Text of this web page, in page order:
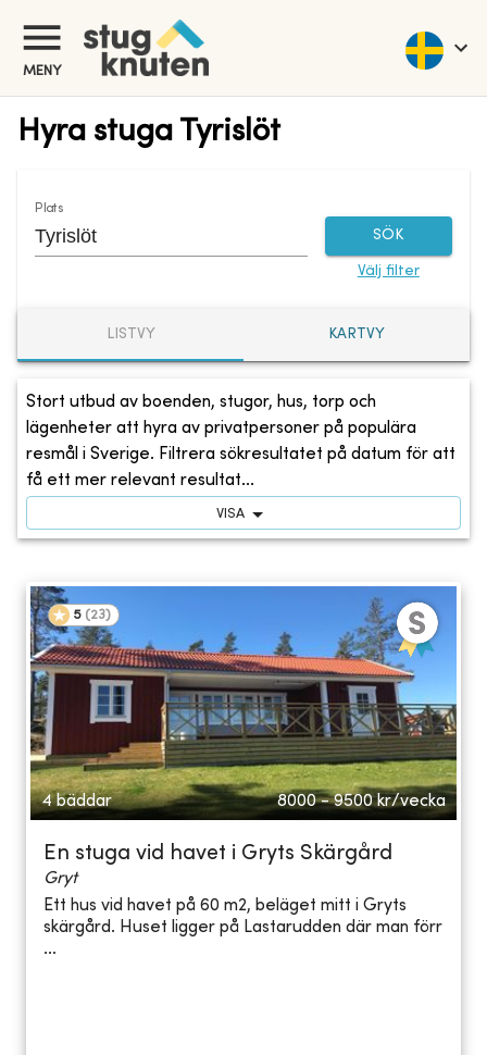
MENY
Hyra stuga Tyrislöt
Plats
SÖK
Välj filter
LISTVY KARTVY
Stort utbud av boenden, stugor, hus, torp och
lägenheter att hyra av privatpersoner på populära
resmål i Sverige. Filtrera sökresultatet på datum för att
få ett mer relevant resultat...
VISA
5 (23)
4 bäddar 8000 - 9500 kr/vecka
En stuga vid havet i Gryts Skärgård
Gryt
Ett hus vid havet på 60 m2, beläget mitt i Gryts
skärgård. Huset ligger på Lastarudden där man förr
...